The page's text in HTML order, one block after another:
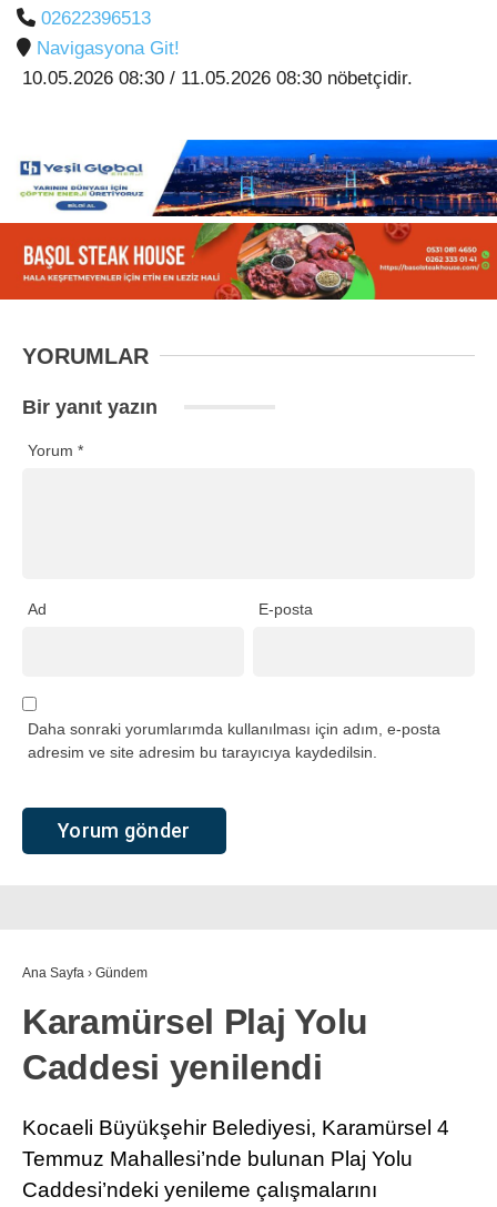
02622396513
Navigasyona Git!
10.05.2026 08:30 / 11.05.2026 08:30 nöbetçidir.
YORUMLAR
Bir yanıt yazın
Yorum *
Ad E-posta
Daha sonraki yorumlarımda kullanılması için adım, e-posta
adresim ve site adresim bu tarayıcıya kaydedilsin.
Ana Sayfa › Gündem
Karamürsel Plaj Yolu
Caddesi yenilendi
Kocaeli Büyükşehir Belediyesi, Karamürsel 4
Temmuz Mahallesi’nde bulunan Plaj Yolu
Caddesi’ndeki yenileme çalışmalarını